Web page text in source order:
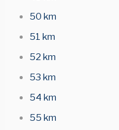
50 km
51 km
52 km
53 km
54 km
55 km